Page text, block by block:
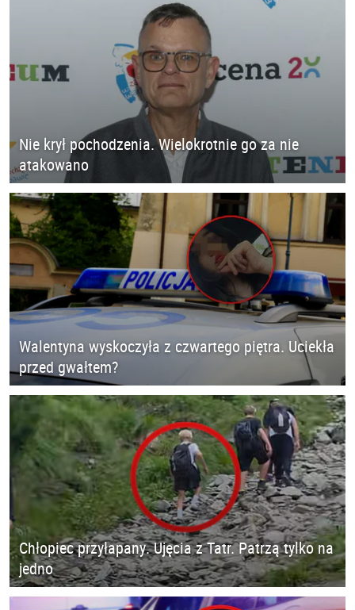
Nie krył pochodzenia. Wielokrotnie go za nie
atakowano
Walentyna wyskoczyła z czwartego piętra. Uciekła
przed gwałtem?
Chłopiec przyłapany. Ujęcia z Tatr. Patrzą tylko na
jedno